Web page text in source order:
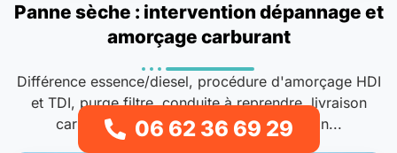
Panne sèche : intervention dépannage et
amorçage carburant
Différence essence/diesel, procédure d'amorçage HDI
et TDI, purge filtre, conduite à reprendre, livraison
carburant : nos protocoles d'intervention...
06 62 36 69 29